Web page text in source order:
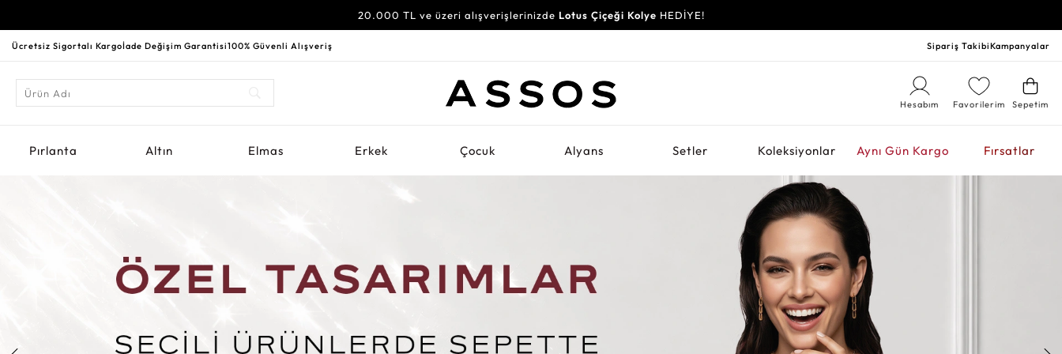
20.000 TL ve üzeri alışverişlerinizde Lotus Çiçeği Kolye HEDİYE!
Ücretsiz Sigortalı Kargoİade Değişim Garantisi100% Güvenli Alışveriş Sipariş TakibiKampanyalar
Sepetim
Favorilerim
Hesabım
Pırlanta Altın Elmas Erkek Çocuk Alyans Setler Koleksiyonlar Aynı Gün Kargo Fırsatlar